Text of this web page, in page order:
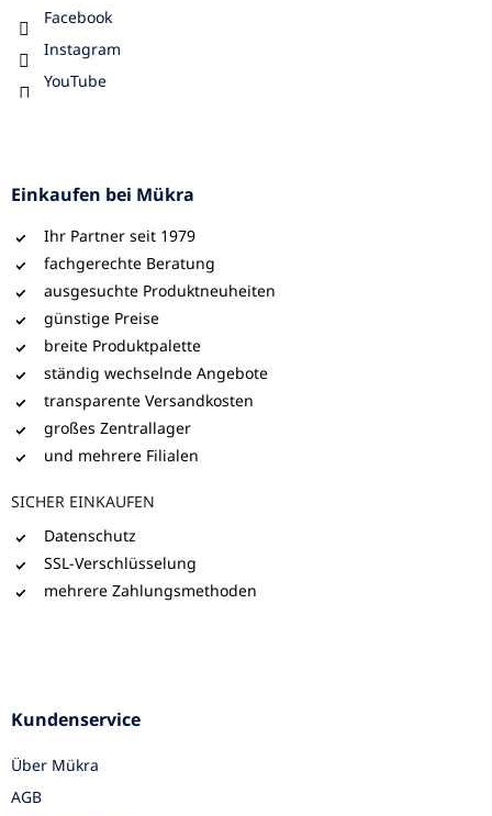
Facebook
Instagram
YouTube
Einkaufen bei Mükra
Ihr Partner seit 1979
fachgerechte Beratung
ausgesuchte Produktneuheiten
günstige Preise
breite Produktpalette
ständig wechselnde Angebote
transparente Versandkosten
großes Zentrallager
und mehrere Filialen
SICHER EINKAUFEN
Datenschutz
SSL-Verschlüsselung
mehrere Zahlungsmethoden
Kundenservice
Über Mükra
AGB